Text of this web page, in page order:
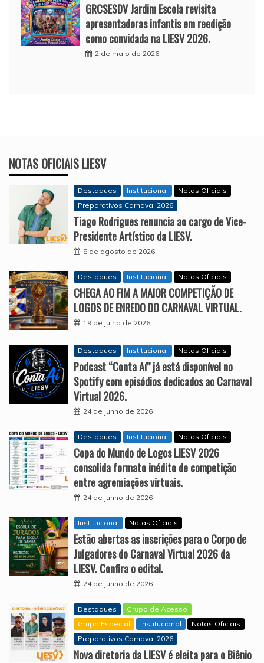
GRCSESDV Jardim Escola revisita
apresentadoras infantis em reedição
como convidada na LIESV 2026.
2 de maio de 2026
NOTAS OFICIAIS LIESV
Destaques Institucional
Notas Oficiais
Preparativos Carnaval 2026
Tiago Rodrigues renuncia ao cargo de Vice-
Presidente Artístico da LIESV.
8 de agosto de 2026
Destaques Institucional Notas Oficiais
CHEGA AO FIM A MAIOR COMPETIÇÃO DE
LOGOS DE ENREDO DO CARNAVAL VIRTUAL.
19 de julho de 2026
Destaques Institucional Notas Oficiais
Podcast “Conta Aí” já está disponível no
Spotify com episódios dedicados ao Carnaval
Virtual 2026.
24 de junho de 2026
Destaques Institucional Notas Oficiais
Copa do Mundo de Logos LIESV 2026
consolida formato inédito de competição
entre agremiações virtuais.
24 de junho de 2026
Institucional Notas Oficiais
Estão abertas as inscrições para o Corpo de
Julgadores do Carnaval Virtual 2026 da
LIESV. Confira o edital.
24 de junho de 2026
Destaques
Grupo de Acesso
Grupo Especial
Institucional
Notas Oficiais
Preparativos Carnaval 2026
Nova diretoria da LIESV é eleita para o Biênio